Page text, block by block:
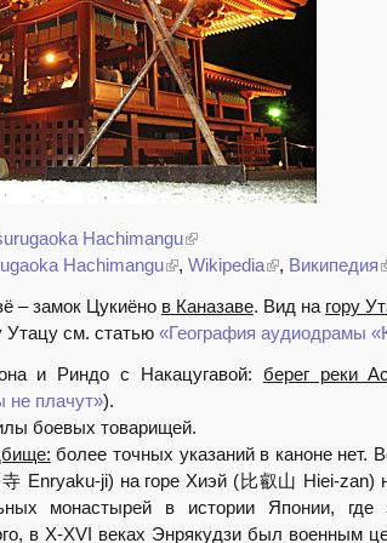
Hachimangu
Hachimangu , Wikipedia , Википедия
– замок Цукиёно в Каназаве. Вид на гору
Утацу см. статью «География аудиодрамы
и Риндо с Накацугавой: берег реки
не плачут»).
боевых товарищей.
более точных указаний в каноне нет.
Enryaku-ji) на горе Хиэй (比叡山 Hiei-zan)
монастырей в истории Японии, где
в X-XVI веках Энрякудзи был военным